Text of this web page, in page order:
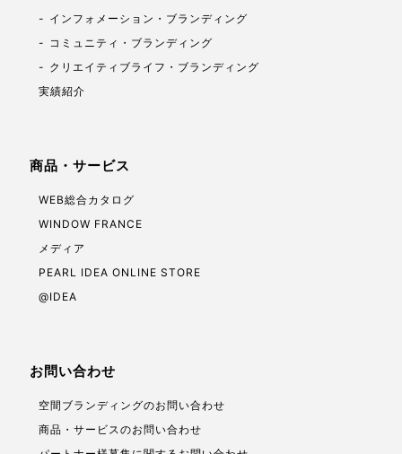
インフォメーション・ブランディング
コミュニティ・ブランディング
クリエイティブライフ・ブランディング
実績紹介
商品・サービス
WEB総合カタログ
WINDOW FRANCE
メディア
PEARL IDEA ONLINE STORE
@IDEA
お問い合わせ
空間ブランディングのお問い合わせ
商品・サービスのお問い合わせ